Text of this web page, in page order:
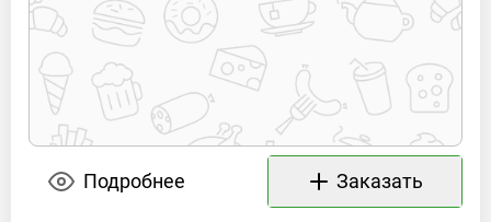
Подробнее Заказать